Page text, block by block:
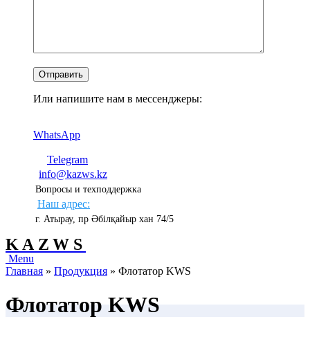
Или напишите нам в мессенджеры:
WhatsApp
Telegram
info@kazws.kz
Вопросы и техподдержка
Наш адрес:
г. Атырау, пр Әбілқайыр хан 74/5
KAZWS
Menu
Главная » Продукция » Флотатор KWS
Флотатор KWS